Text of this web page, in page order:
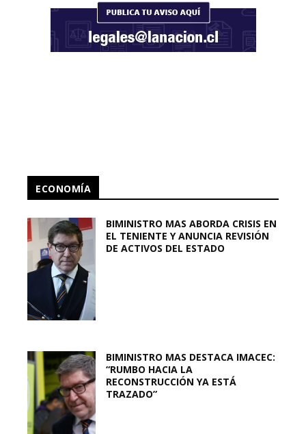
ECONOMÍA
BIMINISTRO MAS ABORDA CRISIS EN
EL TENIENTE Y ANUNCIA REVISIÓN
DE ACTIVOS DEL ESTADO
BIMINISTRO MAS DESTACA IMACEC:
“RUMBO HACIA LA
RECONSTRUCCIÓN YA ESTÁ
TRAZADO”